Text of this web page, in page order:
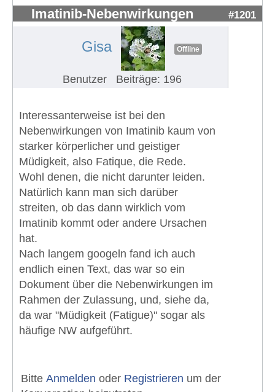
Imatinib-Nebenwirkungen #1201
Gisa Offline
Benutzer Beiträge: 196
Interessanterweise ist bei den
Nebenwirkungen von Imatinib kaum von
starker körperlicher und geistiger
Müdigkeit, also Fatique, die Rede.
Wohl denen, die nicht darunter leiden.
Natürlich kann man sich darüber
streiten, ob das dann wirklich vom
Imatinib kommt oder andere Ursachen
hat.
Nach langem googeln fand ich auch
endlich einen Text, das war so ein
Dokument über die Nebenwirkungen im
Rahmen der Zulassung, und, siehe da,
da war "Müdigkeit (Fatigue)" sogar als
häufige NW aufgeführt.
Bitte Anmelden oder Registrieren um der